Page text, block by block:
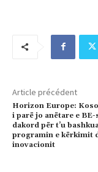
Article précédent
Horizon Europe:
i parë jo anëtare e BE-
dakord për t’u
programin e kërkimit
inovacionit